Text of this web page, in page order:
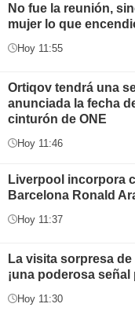
No fue la reunión,
mujer lo que
Hoy 11:55
Ortiqov tendrá una
anunciada la fecha
cinturón de ONE
Hoy 11:46
Liverpool incorpora
Barcelona Ronald
Hoy 11:37
La visita sorpresa
¡una poderosa
Hoy 11:30